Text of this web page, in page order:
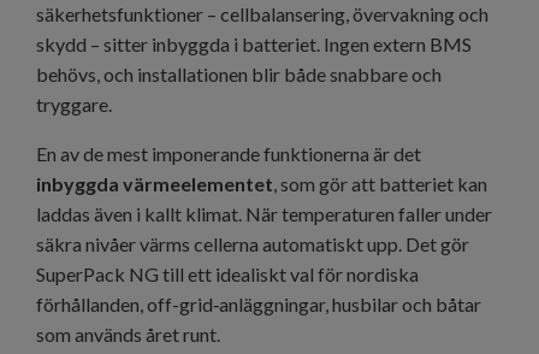
säkerhetsfunktioner – cellbalansering, övervakning och
skydd – sitter inbyggda i batteriet. Ingen extern BMS
behövs, och installationen blir både snabbare och
tryggare.
En av de mest imponerande funktionerna är det
inbyggda värmeelementet , som gör att batteriet kan
laddas även i kallt klimat. När temperaturen faller under
säkra nivåer värms cellerna automatiskt upp. Det gör
SuperPack NG till ett idealiskt val för nordiska
förhållanden, off-grid‑anläggningar, husbilar och båtar
som används året runt.